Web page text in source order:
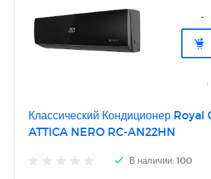
-
Классический Кондиционер Royal
ATTICA NERO RC-AN22HN
В наличии: 100